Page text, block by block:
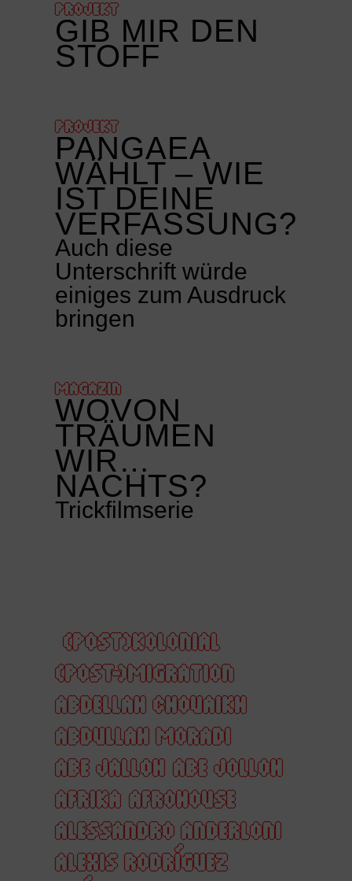
PROJEKT
GIB MIR DEN
STOFF
PROJEKT
PANGAEA
WÄHLT – WIE
IST DEINE
VERFASSUNG?
Auch diese
Unterschrift würde
einiges zum Ausdruck
bringen
MAGAZIN
WOVON
TRÄUMEN
WIR…
NACHTS?
Trickfilmserie
(POST)KOLONIAL
(POST-)MIGRATION
ABDELLAH CHOUAIKH
ABDULLAH MORADI
ABE JALLOH ABE JOLLOH
AFRIKA AFROHOUSE
ALESSANDRO ANDERLONI
ALEXIS RODRÍGUEZ